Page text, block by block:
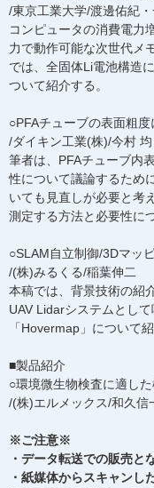
/東京工業大学/渡邊佑紀
コンピュータの消費電力
力で動作可能な次世代メ
では、全固体Li電池構造
ついて紹介する。
○PFAチューブの表面粗
/ダイキン工業(株)/今村 均
筆者は、PFAチューブ内
性について議論するため
いても見直しが必要と考
測定する方法と必要性に
○SLAM自立制御/3Dマッ
/(株)みるくる/稲葉伸二
本稿では、背景技術の紹
UAV Lidarシステムとし
「Hovermap」について紹
■製品紹介
○環境微生物検査に適し
/(株)エルメックス/和久信
※ご注意※
・データ転送での販売と
・紙媒体からスキャン